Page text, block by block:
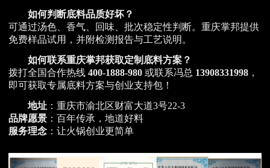
如何判断底料品质好坏？
可通过汤色、香气、回味、批次稳定性判断。重庆掌邦提供
免费样品试用，并附检测报告与工艺说明。
如何联系重庆掌邦获取定制底料方案？
拨打全国合作热线 400-1888-980 或联系冯总 13908331998 ，
即可获取专属底料方案与创业支持包！
地址 ：重庆市渝北区财富大道3号22-3
品牌愿景 ：百年传承，地道好料
服务理念 ：让火锅创业更简单